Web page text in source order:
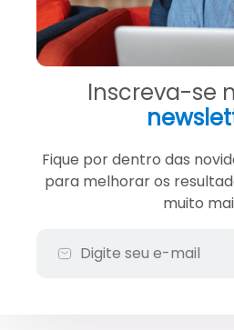
Inscreva-se
Fique por dentro das
para melhorar os
muito